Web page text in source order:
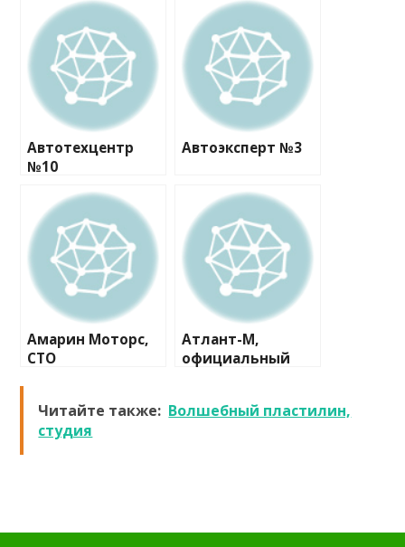
Автотехцентр
№10
Автоэксперт №3
Амарин Моторс,
СТО
Атлант-М,
официальный
Читайте также: Волшебный пластилин,
студия